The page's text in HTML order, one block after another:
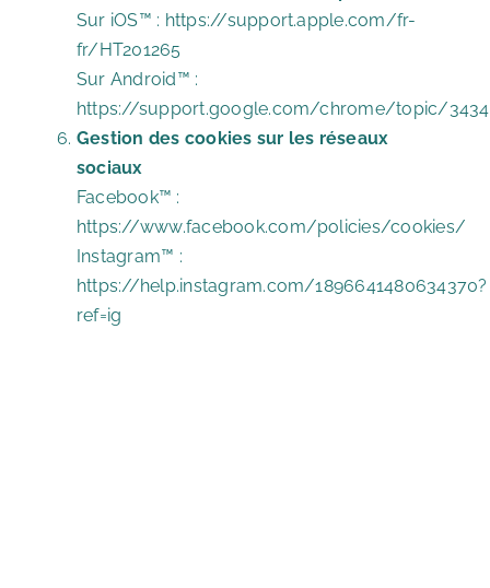
Sur iOS™ : https://support.apple.com/fr-
fr/HT201265
Sur Android™ :
https://support.google.com/chrome/topic/
Gestion des cookies sur les réseaux
sociaux
Facebook™ :
https://www.facebook.com/policies/cookies/
Instagram™ :
https://help.instagram.com/1896641480634370?
ref=ig